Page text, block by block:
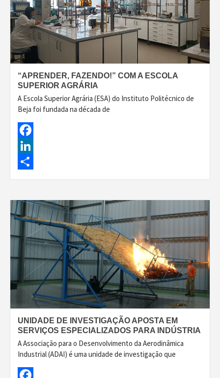
“APRENDER, FAZENDO!” COM A ESCOLA
SUPERIOR AGRÁRIA
A Escola Superior Agrária (ESA) do Instituto Politécnico de
Beja foi fundada na década de
Facebook
LinkedIn
Share
UNIDADE DE INVESTIGAÇÃO APOSTA EM
SERVIÇOS ESPECIALIZADOS PARA INDÚSTRIA
A Associação para o Desenvolvimento da Aerodinâmica
Industrial (ADAI) é uma unidade de investigação que